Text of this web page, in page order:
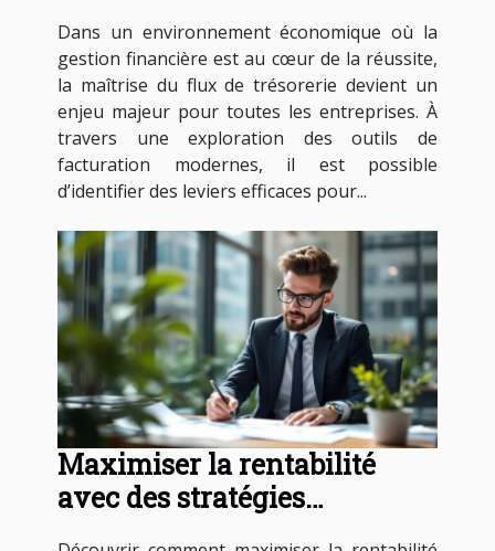
Dans un environnement économique où la
gestion financière est au cœur de la réussite,
la maîtrise du flux de trésorerie devient un
enjeu majeur pour toutes les entreprises. À
travers une exploration des outils de
facturation modernes, il est possible
d’identifier des leviers efficaces pour...
Maximiser la rentabilité
avec des stratégies